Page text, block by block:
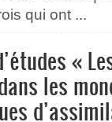
qui ont ...
«
les